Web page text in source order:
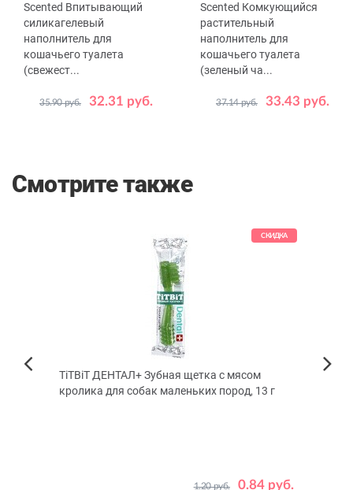
Scented Впитывающий
силикагелевый
наполнитель для
кошачьего туалета
(свежест...
32.31 руб.
35.90 руб.
Объем,
3.8 7.6
Scented Комкующийся
растительный
наполнитель для
кошачьего туалета
(зеленый ча...
33.43 руб.
37.14 руб.
Объем,
6
Смотрите также
СКИДКА
TiTBiT ДЕНТАЛ+ Зубная щетка с мясом
кролика для собак маленьких пород, 13 г
0.84 руб.
1.20 руб.